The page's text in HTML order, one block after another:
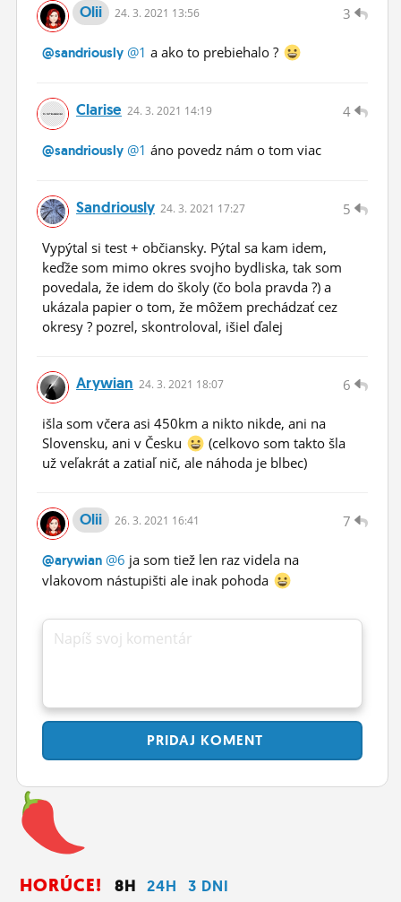
3
Olii 24. 3. 2021 13:56
@sandriously @1 a ako to prebiehalo ?
4
Clarise 24. 3. 2021 14:19
@sandriously @1 áno povedz nám o tom viac
5
Sandriously 24. 3. 2021 17:27
Vypýtal si test + občiansky. Pýtal sa kam idem,
keďže som mimo okres svojho bydliska, tak som
povedala, že idem do školy (čo bola pravda ?) a
ukázala papier o tom, že môžem prechádzať cez
okresy ? pozrel, skontroloval, išiel ďalej
6
Arywian 24. 3. 2021 18:07
išla som včera asi 450km a nikto nikde, ani na
Slovensku, ani v Česku
(celkovo som takto šla
už veľakrát a zatiaľ nič, ale náhoda je blbec)
7
Olii 26. 3. 2021 16:41
@arywian @6 ja som tiež len raz videla na
vlakovom nástupišti ale inak pohoda
Napíš svoj komentár
PRIDAJ KOMENT
HORÚCE! 8H 24H 3 DNI